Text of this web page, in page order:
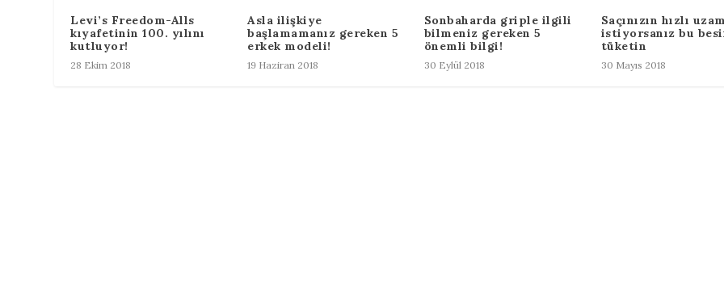
Levi’s Freedom-Alls
kıyafetinin 100. yılını
kutluyor!
28 Ekim 2018
Asla ilişkiye
başlamamanız gereken 5
erkek modeli!
19 Haziran 2018
Sonbaharda griple ilgili
bilmeniz gereken 5
önemli bilgi!
30 Eylül 2018
Saçınızın hızlı
istiyorsanız bu
tüketin
30 Mayıs 2018